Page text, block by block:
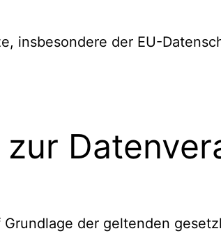
insbesondere der EU-
der geltenden